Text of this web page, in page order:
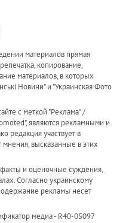
материалов прямая
копирование,
материалов, в которых
Новини" и "Украинская Фото
с меткой "Реклама" /
являются рекламными и
редакция участвует в
мнения, высказанные в этих
факты и оценочные суждения,
Согласно украинскому
рекламы несет
медиа - R40-05097